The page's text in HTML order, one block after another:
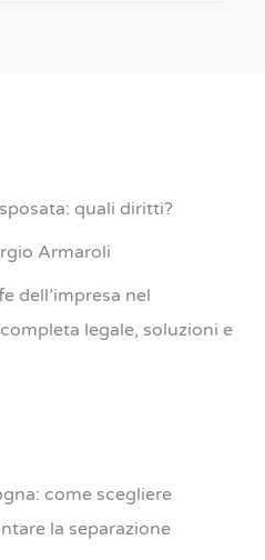
quali diritti?
Armaroli
dell’impresa nel
legale, soluzioni e
come scegliere
la separazione